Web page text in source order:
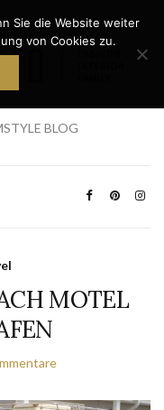
BLOG
MOTEL
Sie die Website weiter
von Cookies zu.